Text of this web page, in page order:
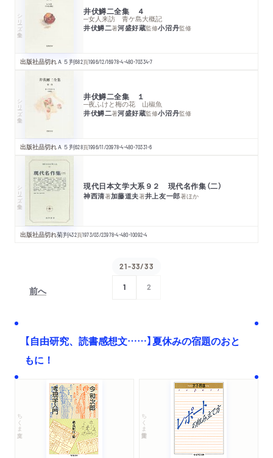
シリーズ・全集 井伏鱒二全集 ４
─女人来訪 青ケ島大概記
井伏鱒二著河盛好蔵監修小沼丹監修
出版社品切れＡ５判682頁1996/12/16978-4-480-70334-7
シリーズ・全集 井伏鱒二全集 １
─夜ふけと梅の花 山椒魚
井伏鱒二著河盛好蔵監修小沼丹監修
出版社品切れＡ５判628頁1996/11/20978-4-480-70331-6
シリーズ・全集 現代日本文学大系９２ 現代名作集（二）
神西清著加藤道夫著井上友一郎著ほか
出版社品切れ菊判432頁1973/03/23978-4-480-10092-4
前へ
21-33/33
1 2
【自由研究、読書感想文……】夏休みの宿題のおと
もに！
ちくま文庫 ちくま学芸文庫